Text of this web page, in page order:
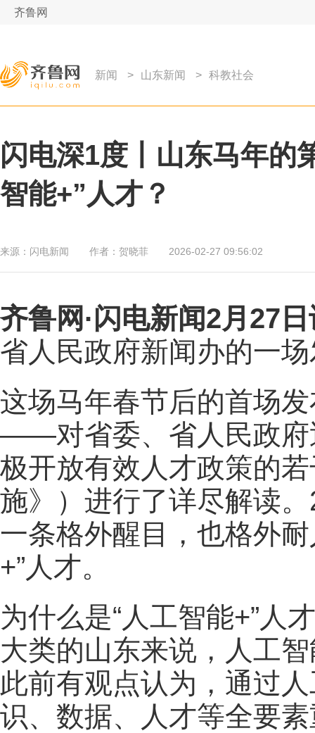
齐鲁网
新闻 > 山东新闻 > 科教社会
闪电深1度丨山东马年的
智能+”人才？
来源： 闪电新闻 作者： 贺晓菲 2026-02-27 09:56:02
齐鲁网 ·闪电新闻2月27
省人民政府新闻办的一
这场马年春节后的首场
——对省委、省人民政府
极开放有效人才政策的
施》）进行了详尽解读
一条格外醒目，也格外
+”人才。
为什么是“人工智能+”人
大类的山东来说，人工
此前有观点认为，通过
识、数据、人才等全要